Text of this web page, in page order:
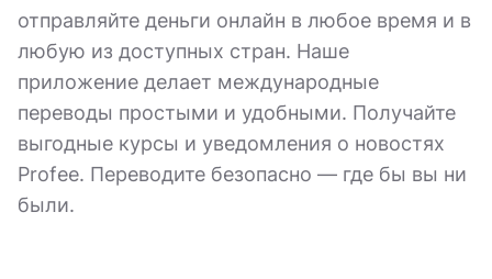
отправляйте деньги онлайн в любое время и в
любую из доступных стран. Наше
приложение делает международные
переводы простыми и удобными. Получайте
выгодные курсы и уведомления о новостях
Profee. Переводите безопасно — где бы вы ни
были.